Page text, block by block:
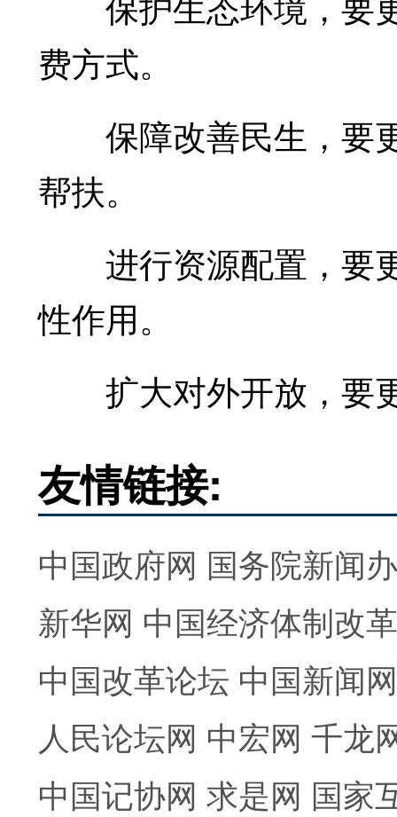
费方式。
保障改善民生，要
帮扶。
进行资源配置，要
性作用。
扩大对外开放，要
友情链接:
中国政府网 国务院新闻
新华网 中国经济体制改
中国改革论坛 中国新闻网
人民论坛网 中宏网 千龙
中国记协网 求是网 国家